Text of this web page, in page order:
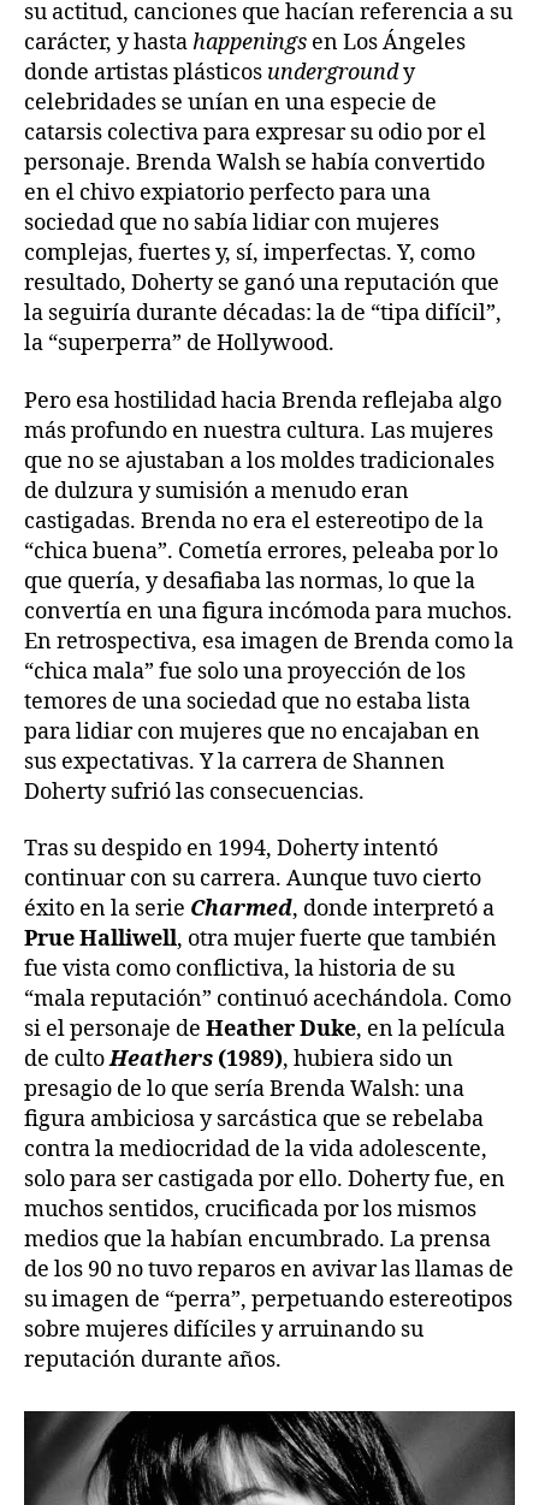
su actitud, canciones que hacían referencia a su
carácter, y hastahappenings en Los Ángeles
donde artistas plásticos undergroundy
celebridades se unían en una especie de
catarsis colectiva para expresar su odio por el
personaje. Brenda Walsh se había convertido
en el chivo expiatorio perfecto para una
sociedad que no sabía lidiar con mujeres
complejas, fuertes y, sí, imperfectas. Y, como
resultado, Doherty se ganó una reputación que
la seguiría durante décadas: la de “tipa difícil”,
la “superperra” de Hollywood.
Pero esa hostilidad hacia Brenda reflejaba algo
más profundo en nuestra cultura. Las mujeres
que no se ajustaban a los moldes tradicionales
de dulzura y sumisión a menudo eran
castigadas. Brenda no era el estereotipo de la
“chica buena”. Cometía errores, peleaba por lo
que quería, y desafiaba las normas, lo que la
convertía en una figura incómoda para muchos.
En retrospectiva, esa imagen de Brenda como la
“chica mala” fue solo una proyección de los
temores de una sociedad que no estaba lista
para lidiar con mujeres que no encajaban en
sus expectativas. Y la carrera de Shannen
Doherty sufrió las consecuencias.
Tras su despido en 1994, Doherty intentó
continuar con su carrera. Aunque tuvo cierto
éxito en la serie Charmed, donde interpretó a
Prue Halliwell, otra mujer fuerte que también
fue vista como conflictiva, la historia de su
“mala reputación” continuó acechándola. Como
si el personaje de Heather Duke, en la película
de cultoHeathers (1989), hubiera sido un
presagio de lo que sería Brenda Walsh: una
figura ambiciosa y sarcástica que se rebelaba
contra la mediocridad de la vida adolescente,
solo para ser castigada por ello. Doherty fue, en
muchos sentidos, crucificada por los mismos
medios que la habían encumbrado. La prensa
de los 90 no tuvo reparos en avivar las llamas de
su imagen de “perra”, perpetuando estereotipos
sobre mujeres difíciles y arruinando su
reputación durante años.